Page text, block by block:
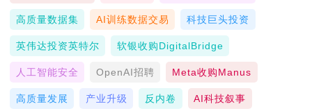
高质量数据集 AI训练数据交易 科技巨头投资
英伟达投资英特尔 软银收购DigitalBridge
人工智能安全 OpenAI招聘 Meta收购Manus
高质量发展 产业升级 反内卷 AI科技叙事